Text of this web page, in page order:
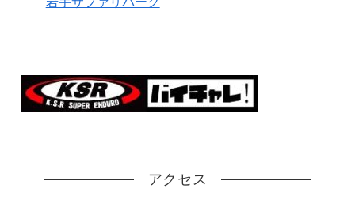
アクセス